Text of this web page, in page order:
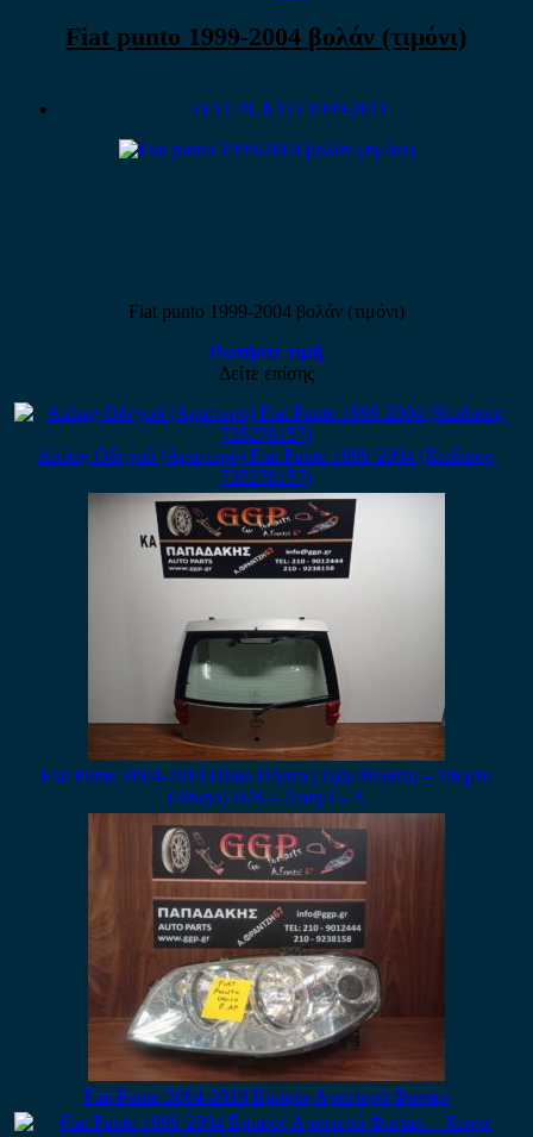
Fiat punto 1999-2004 βολάν (τιμόνι)
FIAT PUNTO 1999-2011
Fiat punto 1999-2004 βολάν (τιμόνι)
Ρωτήστε τιμή
Δείτε επίσης
Airbag Οδηγού (Αριστερό) Fiat Punto 1999-2004 (Κωδικός:
735278157)
Fiat Punto 2004-2010 Πίσω Πόρτα (Τζαμόπορτα) – 3πορτο
(3θυρο) H/B – Ασημί – Α
Fiat Punto 2004-2010 Εμπρός Αριστερό Φανάρι